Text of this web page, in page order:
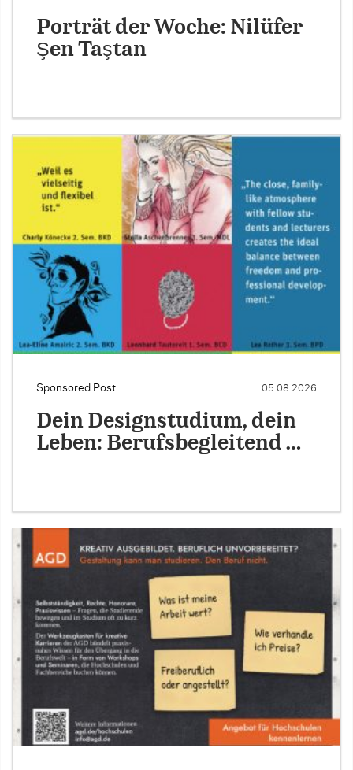
Porträt der Woche: Nilüfer
Şen Taştan
Sponsored Post 05.08.2026
Dein Designstudium, dein
Leben: Berufsbegleitend …